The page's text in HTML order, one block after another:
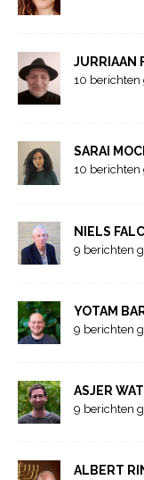
JURRIAAN
10
SARAI
10
NIELS
9 berichten
YOTAM
9 berichten
ASJER
9 berichten
ALBERT